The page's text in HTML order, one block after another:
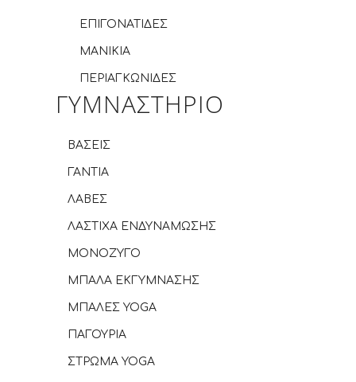
ΕΠΙΓΟΝΑΤΙΔΕΣ
ΜΑΝΙΚΙΑ
ΠΕΡΙΑΓΚΩΝΙΔΕΣ
ΓΥΜΝΑΣΤΗΡΙΟ
ΒΑΣΕΙΣ
ΓΑΝΤΙΑ
ΛΑΒΕΣ
ΛΑΣΤΙΧΑ ΕΝΔΥΝΑΜΩΣΗΣ
ΜΟΝΟΖΥΓΟ
ΜΠΑΛΑ ΕΚΓΥΜΝΑΣΗΣ
ΜΠΑΛΕΣ YOGA
ΠΑΓΟΥΡΙΑ
ΣΤΡΩΜΑ YOGA